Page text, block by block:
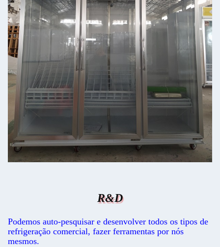
R&D
Podemos auto-pesquisar e desenvolver todos os tipos de
refrigeração comercial, fazer ferramentas por nós
mesmos.